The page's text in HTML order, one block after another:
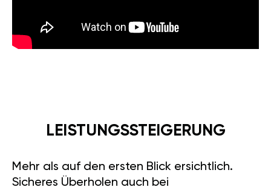
LEISTUNGSSTEIGERUNG
Mehr als auf den ersten Blick ersichtlich.
Sicheres Überholen auch bei